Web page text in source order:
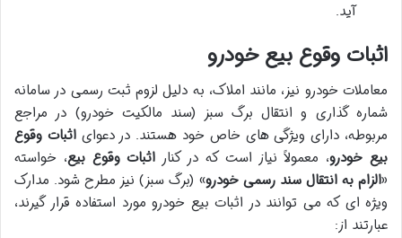
آید.
اثبات وقوع بیع خودرو
معاملات خودرو نیز، مانند املاک، به دلیل لزوم ثبت رسمی در سامانه
شماره گذاری و انتقال برگ سبز (سند مالکیت خودرو) در مراجع
مربوطه، دارای ویژگی های خاص خود هستند. در دعوایاثبات وقوع
بیع خودرو، معمولاً نیاز است که در کنار اثبات وقوع بیع، خواسته
«الزام به انتقال سند رسمی خودرو» (برگ سبز) نیز مطرح شود. مدارک
ویژه ای که می توانند در اثبات بیع خودرو مورد استفاده قرار گیرند،
عبارتند از: